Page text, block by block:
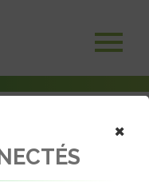
SUV électrique, le Menlo
×